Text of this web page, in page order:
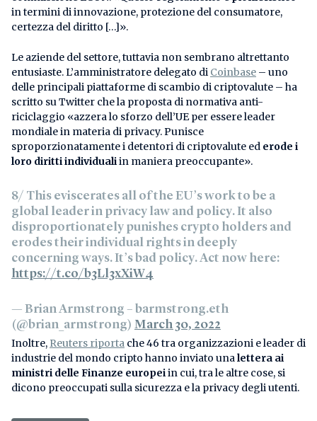
in termini di innovazione, protezione del consumatore,
certezza del diritto […]».
Le aziende del settore, tuttavia non sembrano altrettanto
entusiaste. L’amministratore delegato di Coinbase – uno
delle principali piattaforme di scambio di criptovalute – ha
scritto su Twitter che la proposta di normativa anti-
riciclaggio «azzera lo sforzo dell’UE per essere leader
mondiale in materia di privacy. Punisce
sproporzionatamente i detentori di criptovalute ed erode i
loro diritti individualiin maniera preoccupante».
8/ This eviscerates all of the EU’s work to be a
global leader in privacy law and policy. It also
disproportionately punishes crypto holders and
erodes their individual rights in deeply
concerning ways. It’s bad policy. Act now here:
https://t.co/b3Ll3xXiW4
— Brian Armstrong – barmstrong.eth
(@brian_armstrong) March 30, 2022
Inoltre, Reuters riporta che 46 tra organizzazioni e leader di
industrie del mondo cripto hanno inviato unalettera ai
ministri delle Finanze europeiin cui, tra le altre cose, si
dicono preoccupati sulla sicurezza e la privacy degli utenti.